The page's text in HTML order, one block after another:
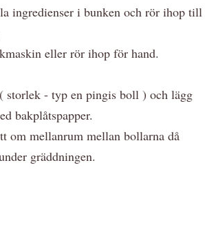
ingredienser i bunken och rör ihop till
eller rör ihop för hand.
storlek - typ en pingis boll ) och lägg
bakplåtspapper.
om mellanrum mellan bollarna då
gräddningen.